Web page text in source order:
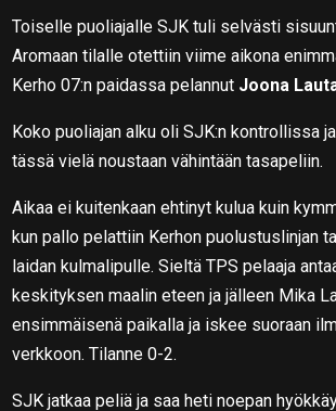
Toiselle puoliajalle SJK tuli selvästi
Aromaan tilalle otettiin viime aikona
Kerho 07:n paidassa pelannut Joona
Koko puoliajan alku oli SJK:n kontrollissa
tässä vielä noustaan vähintään tasapeliin.
Aikaa ei kuitenkaan ehtinyt kulua kuin
kun pallo pelattiin Kerhon puolustuslinjan
laidan kulmalipulle. Sieltä TPS pelaaja
keskityksen maalin eteen ja jälleen Mika
ensimmäisenä paikalla ja iskee suoraan
verkkoon. Tilanne 0-2.
SJK jatkaa peliä ja saa heti noepan